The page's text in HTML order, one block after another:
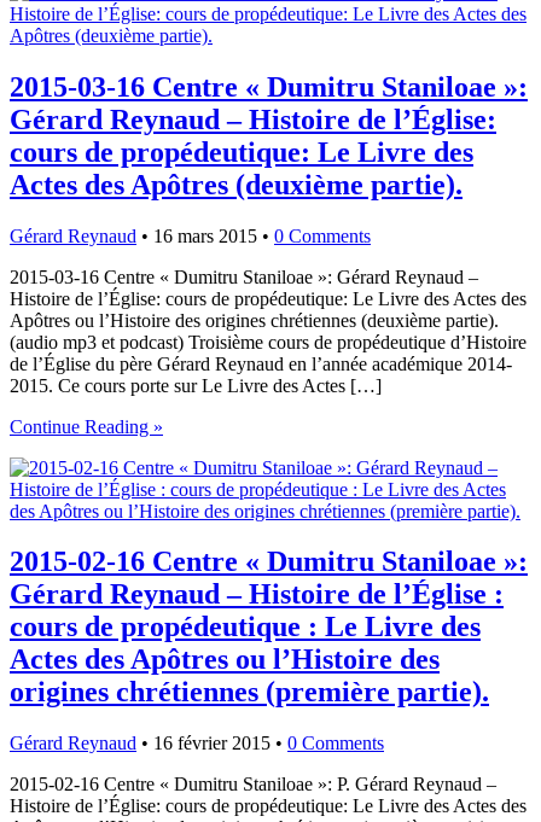
2015-03-16 Centre « Dumitru Staniloae »:
Gérard Reynaud – Histoire de l’Église:
cours de propédeutique: Le Livre des
Actes des Apôtres (deuxième partie).
Gérard Reynaud • 16 mars 2015 • 0 Comments
2015-03-16 Centre « Dumitru Staniloae »: Gérard Reynaud –
Histoire de l’Église: cours de propédeutique: Le Livre des Actes des
Apôtres ou l’Histoire des origines chrétiennes (deuxième partie).
(audio mp3 et podcast) Troisième cours de propédeutique d’Histoire
de l’Église du père Gérard Reynaud en l’année académique 2014-
2015. Ce cours porte sur Le Livre des Actes […]
Continue Reading »
2015-02-16 Centre « Dumitru Staniloae »:
Gérard Reynaud – Histoire de l’Église :
cours de propédeutique : Le Livre des
Actes des Apôtres ou l’Histoire des
origines chrétiennes (première partie).
Gérard Reynaud • 16 février 2015 • 0 Comments
2015-02-16 Centre « Dumitru Staniloae »: P. Gérard Reynaud –
Histoire de l’Église: cours de propédeutique: Le Livre des Actes des